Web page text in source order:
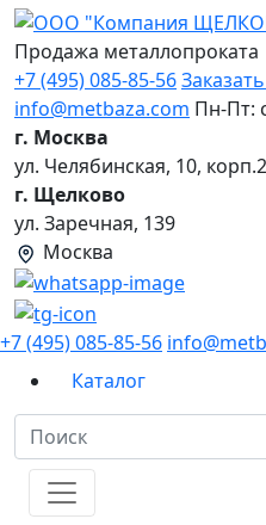
Продажа металлопроката
+7 (495) 085-85-56
info@metbaza.com Пн-Пт:
г. Москва
ул. Челябинская, 10, корп.2
г. Щелково
ул. Заречная, 139
Москва
+7 (495) 085-85-56
Каталог